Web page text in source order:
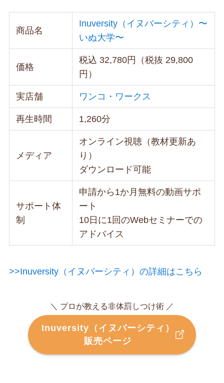
商品名
Inuversity（イヌバーシティ）〜
いぬ大学〜
価格
税込 32,780円（税抜 29,800
円）
実店舗 ワンコ・ワークス
再生時間 1,260分
メディア
オンライン視聴（教材更新あ
り）
ダウンロード可能
サポート体
制
申請から1か月無料の動画サポ
ート
10日に1回のWebセミナーでの
アドバイス
>>Inuversity（イヌバーシティ）の詳細はこちら
＼ プロが教える非体罰しつけ術 ／
Inuversity（イヌバーシティ）
販売ページ